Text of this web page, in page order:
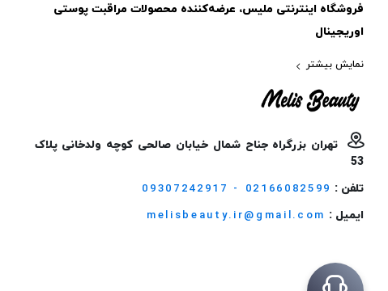
فروشگاه اینترنتی ملیس، عرضه‌کننده محصولات مراقبت پوستی
اوریجینال
نمایش بیشتر
تهران بزرگراه جناح شمال خیابان صالحی کوچه ولدخانی پلاک
53
تلفن : 09307242917 - 02166082599
ایمیل : melisbeauty.ir@gmail.com